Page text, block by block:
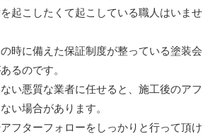
起こしたくて起こしている職人はいませ
時に備えた保証制度が整っている塗装会
るのです。
い悪質な業者に任せると、施工後のアフ
い場合があります。
フターフォローをしっかりと行って頂け